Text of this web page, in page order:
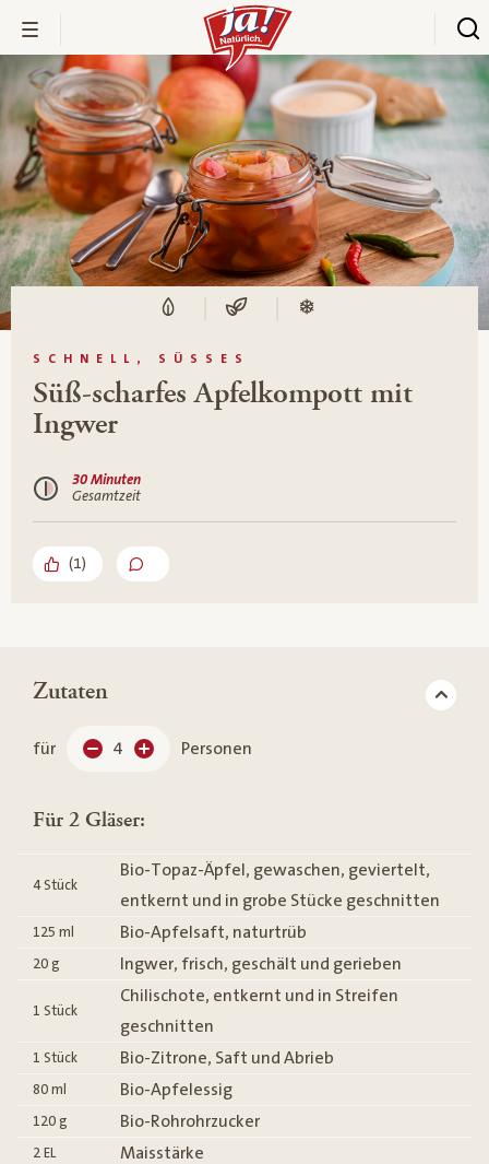
SCHNELL, SÜSSES
Süß-scharfes Apfelkompott mit
Ingwer
30 Minuten
Gesamtzeit
(1)
Zutaten
für 4 Personen
Für 2 Gläser:
4 Stück
Bio-Topaz-Äpfel, gewaschen, geviertelt,
entkernt und in grobe Stücke geschnitten
125 ml Bio-Apfelsaft, naturtrüb
20 g Ingwer, frisch, geschält und gerieben
1 Stück
Chilischote, entkernt und in Streifen
geschnitten
1 Stück Bio-Zitrone, Saft und Abrieb
80 ml Bio-Apfelessig
120 g Bio-Rohrohrzucker
2 EL Maisstärke